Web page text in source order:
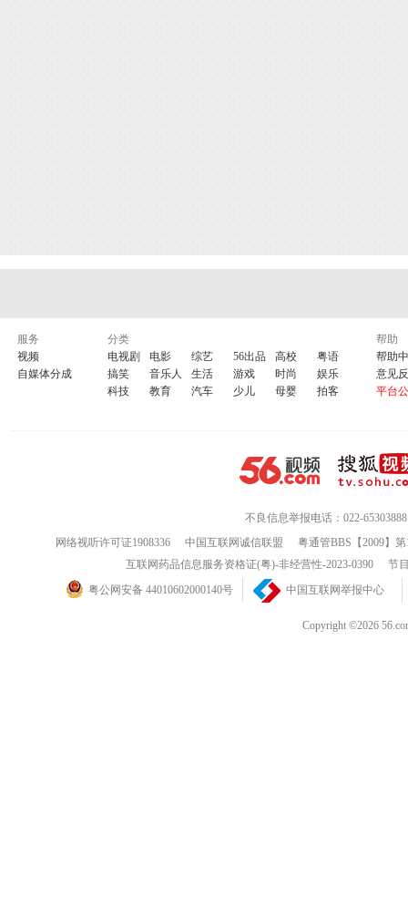
服务
视频
自媒体分成
分类
电视剧
电影 综艺 56出品 高校
粤语
搞笑
音乐人 生活 游戏 时尚
娱乐
科技
教育 汽车 少儿 母婴 拍客
帮助
帮助
意见
平台
不良信息举报电话：022-65303888
网络视听许可证1908336
中国互联网诚信联盟
粤通管BBS【2009】
互联网药品信息服务资格证(粤)-非经营性-2023-0390
节
粤公网安备 44010602000140号
中国互联网举报中心
Copyright ©2026